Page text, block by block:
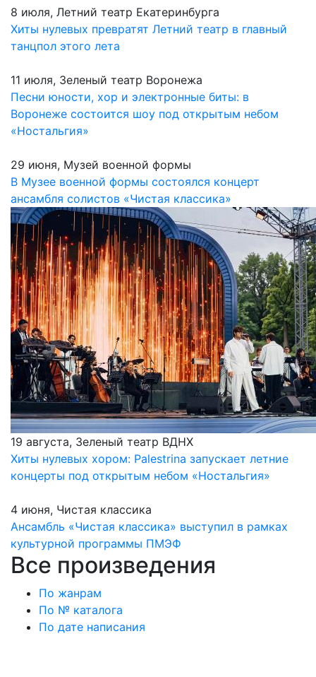
8 июля, Летний театр Екатеринбурга
Хиты нулевых превратят Летний театр в главный
танцпол этого лета
11 июля, Зеленый театр Воронежа
Песни юности, хор и электронные биты: в
Воронеже состоится шоу под открытым небом
«Ностальгия»
29 июня, Музей военной формы
В Музее военной формы состоялся концерт
ансамбля солистов «Чистая классика»
19 августа, Зеленый театр ВДНХ
Хиты нулевых хором: Palestrina запускает летние
концерты под открытым небом «Ностальгия»
4 июня, Чистая классика
Ансамбль «Чистая классика» выступил в рамках
культурной программы ПМЭФ
Все произведения
По жанрам
По № каталога
По дате написания